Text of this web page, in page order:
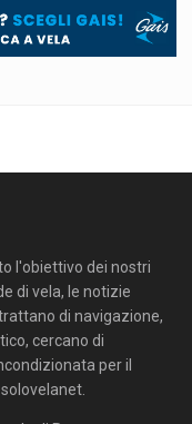
l'obiettivo dei nostri
di vela, le notizie
di navigazione,
cercano di
per il